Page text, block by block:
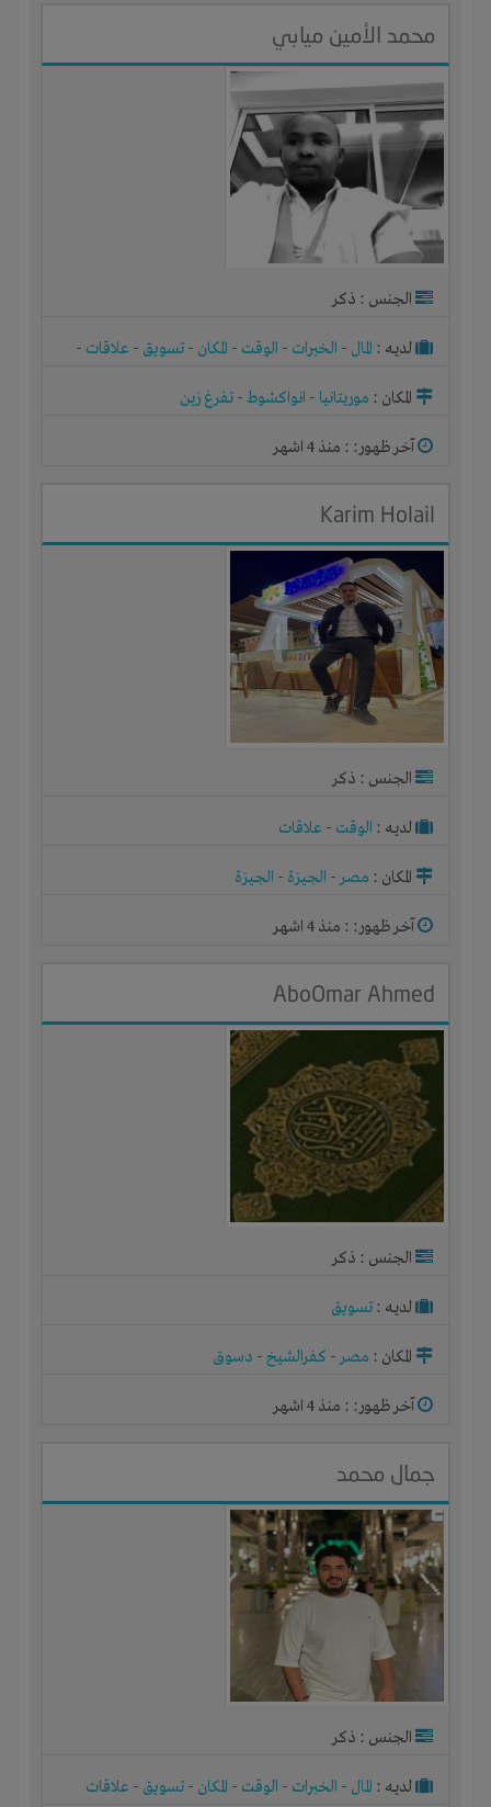
محمد الأمين ميابي
الجنس : ذكر
لديـه : المال - الخبرات - الوقت - المكان - تسويق - علاقات -
المكان : موريتانيا - انواكشوط- تفرغ زين
آخر ظهور: : منذ 4 اشهر
Karim Holail
الجنس : ذكر
لديـه : الوقت - علاقات
المكان : مصر- الجيزة - الجيزة
آخر ظهور: : منذ 4 اشهر
AboOmar Ahmed
الجنس : ذكر
لديـه : تسويق
المكان : مصر- كفرالشيخ- دسوق
آخر ظهور: : منذ 4 اشهر
جمال محمد
الجنس : ذكر
لديـه : المال - الخبرات - الوقت - المكان - تسويق - علاقات